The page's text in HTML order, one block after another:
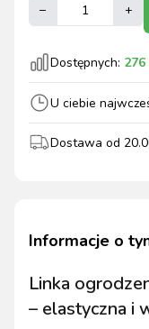
– +
Dostępnych: 276
U ciebie
Dostawa od
Informacje o
Linka
– elastyczna i